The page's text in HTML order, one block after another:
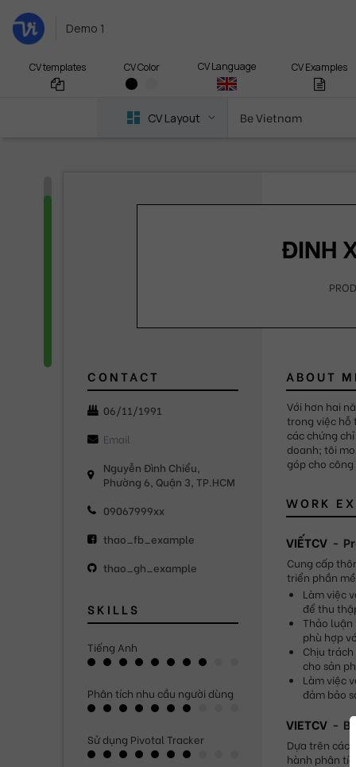
Demo 1
CV templates CV Color CV Language CV Examples
CV Layout Be Vietnam
ĐINH
CONTACT
06/11/1991
Nguyễn Đình Chiểu,
Phường 6, Quận 3, TP.HCM
09067999xx
thao_fb_example
thao_gh_example
SKILLS
Tiếng Anh
Phân tích nhu cầu người dùng
Sử dụng Pivotal Tracker
ABOUT
Với hơn hai
trong việc hỗ
các chứng
doanh; tôi
góp cho
WORK
VIẾTCV
Cung cấp
triển phần
Làm việc
để thu
Thảo luận
phù hợp
Chịu
cho sản
Làm việc
đảm bảo
VIETCV
Dựa trên các
hành phân